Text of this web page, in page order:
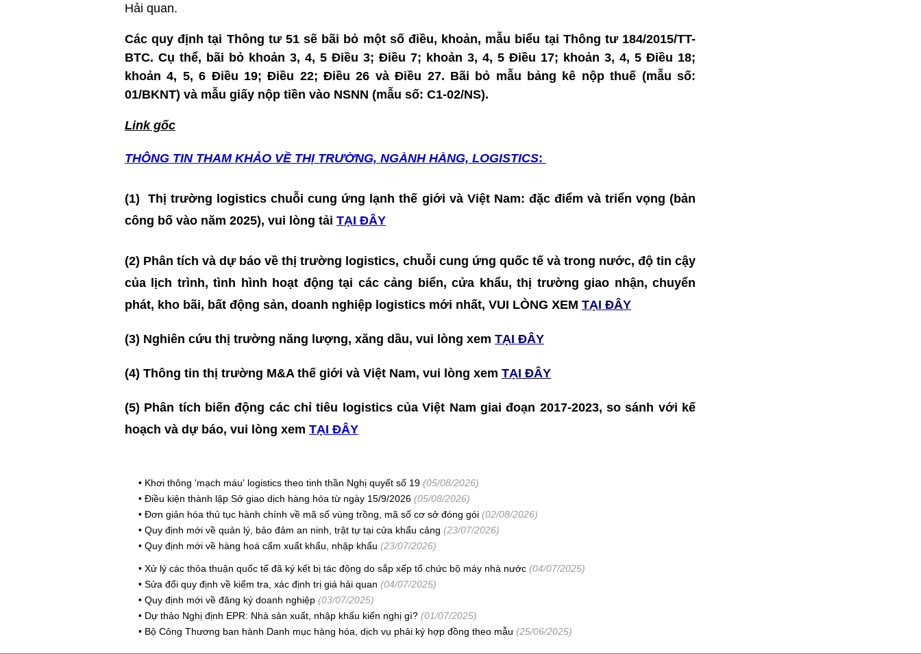
Hải quan.
Các quy định tại Thông tư 51 sẽ bãi bỏ một số điều, khoản, mẫu biểu tại Thông tư 184/2015/TT-
BTC. Cụ thể, bãi bỏ khoản 3, 4, 5 Điều 3; Điều 7; khoản 3, 4, 5 Điều 17; khoản 3, 4, 5 Điều 18;
khoản 4, 5, 6 Điều 19; Điều 22; Điều 26 và Điều 27. Bãi bỏ mẫu bảng kê nộp thuế (mẫu số:
01/BKNT) và mẫu giấy nộp tiền vào NSNN (mẫu số: C1-02/NS).
Link gốc
THÔNG TIN THAM KHẢO VỀ THỊ TRƯỜNG, NGÀNH HÀNG, LOGISTICS:
(1)Thị trường logistics chuỗi cung ứng lạnh thế giới và Việt Nam: đặc điểm và triển vọng (bản
công bố vào năm 2025), vui lòng tải TẠI ĐÂY
(2) Phân tích và dự báo về thị trường logistics, chuỗi cung ứng quốc tế và trong nước, độ tin cậy
của lịch trình, tình hình hoạt động tại các cảng biển, cửa khẩu, thị trường giao nhận, chuyển
phát, kho bãi, bất động sản, doanh nghiệp logistics mới nhất, VUI LÒNG XEM TẠI ĐÂY
(3) Nghiên cứu thị trường năng lượng, xăng dầu, vui lòng xem TẠI ĐÂY
(4) Thông tin thị trường M&A thế giới và Việt Nam, vui lòng xem TẠI ĐÂY
(5) Phân tích biến động các chỉ tiêu logistics của Việt Nam giai đoạn 2017-2023, so sánh với kế
hoạch và dự báo, vui lòng xem TẠI ĐÂY
• Khơi thông 'mạch máu' logistics theo tinh thần Nghị quyết số 19 (05/08/2026)
• Điều kiện thành lập Sở giao dịch hàng hóa từ ngày 15/9/2026 (05/08/2026)
• Đơn giản hóa thủ tục hành chính về mã số vùng trồng, mã số cơ sở đóng gói (02/08/2026)
• Quy định mới về quản lý, bảo đảm an ninh, trật tự tại cửa khẩu cảng (23/07/2026)
• Quy định mới về hàng hoá cấm xuất khẩu, nhập khẩu (23/07/2026)
• Xử lý các thỏa thuận quốc tế đã ký kết bị tác động do sắp xếp tổ chức bộ máy nhà nước (04/07/2025)
• Sửa đổi quy định về kiểm tra, xác định trị giá hải quan (04/07/2025)
• Quy định mới về đăng ký doanh nghiệp (03/07/2025)
• Dự thảo Nghị định EPR: Nhà sản xuất, nhập khẩu kiến nghị gì? (01/07/2025)
• Bộ Công Thương ban hành Danh mục hàng hóa, dịch vụ phải ký hợp đồng theo mẫu (25/06/2025)